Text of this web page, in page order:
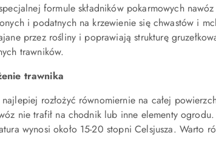
formule składników pokarmowych
i podatnych na krzewienie się chwastów i
przez rośliny i poprawiają strukturę
trawników.
trawnika
rozłożyć równomiernie na całej
nie trafił na chodnik lub inne elementy
wynosi około 15-20 stopni Celsjusza. Warto